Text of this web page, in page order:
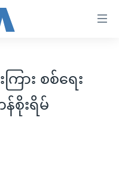
ြား စစ်ရေး
စိုးရိမ်